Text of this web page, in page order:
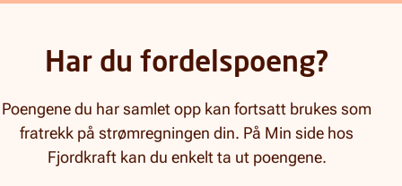
Har du fordelspoeng?
Poengene du har samlet opp kan fortsatt brukes som
fratrekk på strømregningen din. På Min side hos
Fjordkraft kan du enkelt ta ut poengene.